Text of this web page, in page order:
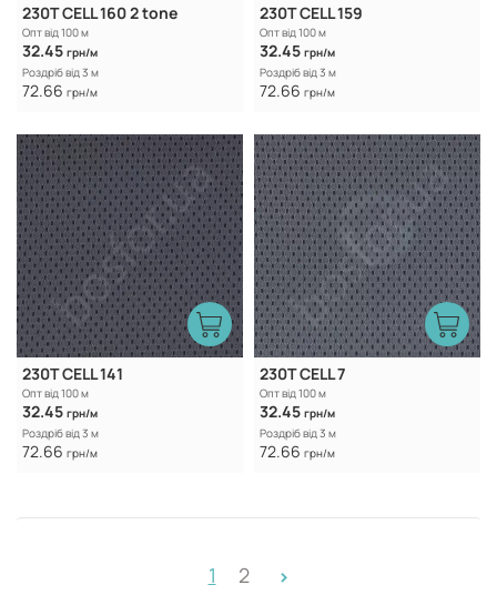
230T CELL 160 2 tone
Опт від 100 м
32.45 грн/м
Роздріб від 3 м
72.66 грн/м
230T CELL 159
Опт від 100 м
32.45 грн/м
Роздріб від 3 м
72.66 грн/м
230T CELL 141
Опт від 100 м
32.45 грн/м
Роздріб від 3 м
72.66 грн/м
230T CELL 7
Опт від 100 м
32.45 грн/м
Роздріб від 3 м
72.66 грн/м
1 2 >